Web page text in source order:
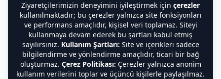
Ziyaretçilerimizin deneyimini iyileştirmek için çerezler
kullanılmaktadır; bu çerezler yalnızca site fonksiyonları
ve performans amaçlıdır, kişisel veri toplamaz. Siteyi
kullanmaya devam ederek bu şartları kabul etmiş
sayılırsınız. Kullanım Şartları: Site ve içerikleri sadece
bilgilendirme ve yönlendirme amaçlıdır, ticari bir bağ
oluşturmaz. Çerez Politikası: Çerezler yalnızca anonim
kullanım verilerini toplar ve üçüncü kişilerle paylaşılmaz.